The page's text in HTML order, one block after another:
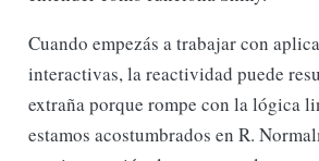
Cuando empezás a trabajar con
interactivas, la reactividad puede
extraña porque rompe con la lógica
estamos acostumbrados en R.